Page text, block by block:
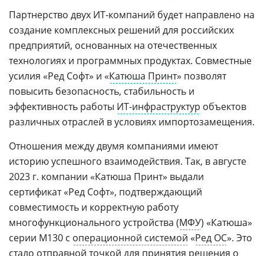
Партнерство двух ИТ-компаний будет направлено на
создание комплексных решений для российских
предприятий, основанных на отечественных
технологиях и программных продуктах. Совместные
усилия «Ред Софт» и «Катюша Принт» позволят
повысить безопасность, стабильность и
эффективность работы ИТ-инфраструктур объектов
различных отраслей в условиях импортозамещения.
Отношения между двумя компаниями имеют
историю успешного взаимодействия. Так, в августе
2023 г. компании «Катюша Принт» выдали
сертификат «Ред Софт», подтверждающий
совместимость и корректную работу
многофункционального устройства (МФУ) «Катюша»
серии М130 с операционной системой «Ред ОС». Это
стало отправной точкой для принятия решения о